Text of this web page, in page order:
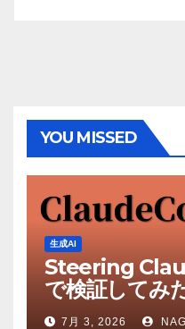
YOU MISSED
生成AI
Steering
で検証してみ
7月 3, 2026